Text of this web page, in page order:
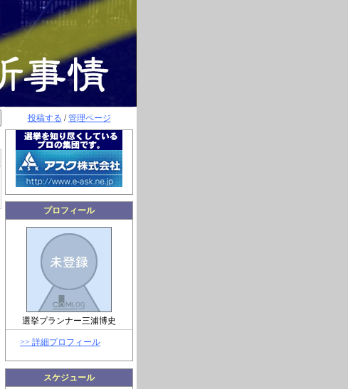
投稿する /管理ページ
プロフィール
選挙プランナー三浦博史
>> 詳細プロフィール
スケジュール